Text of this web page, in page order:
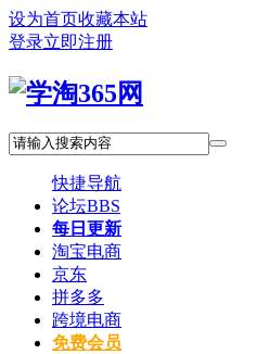
设为首页收藏本站
登录立即注册
快捷导航
论坛BBS
每日更新
淘宝电商
京东
拼多多
跨境电商
免费会员